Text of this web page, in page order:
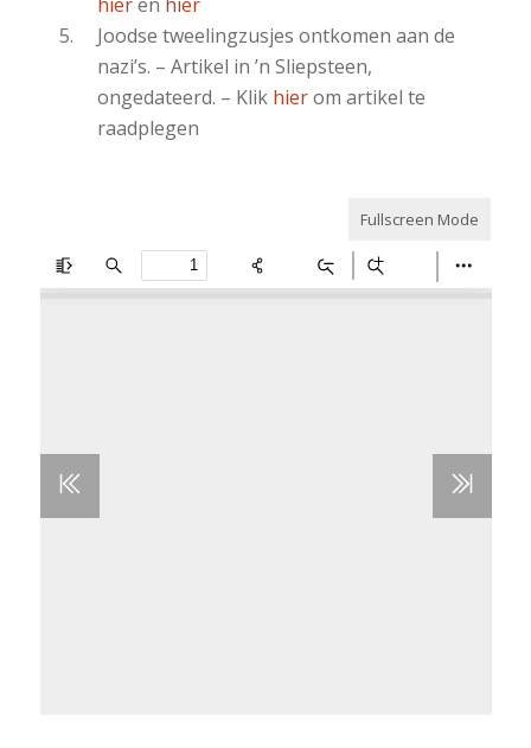
Joodse tweelingzusjes ontkomen aan de
nazi’s. – Artikel in ’n Sliepsteen,
ongedateerd. – Klik hierom artikel te
raadplegen
Fullscreen Mode